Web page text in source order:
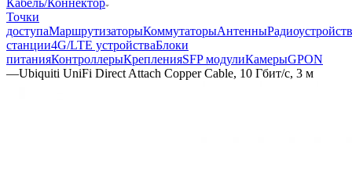
Точки
доступаМаршрутизаторыКоммутаторыАнтенны
станции4G/LTE устройстваБлоки
питанияКонтроллерыКрепленияSFP модулиКамерыGPON
—Ubiquiti UniFi Direct Attach Copper Cable, 10 Гбит/с, 3 м